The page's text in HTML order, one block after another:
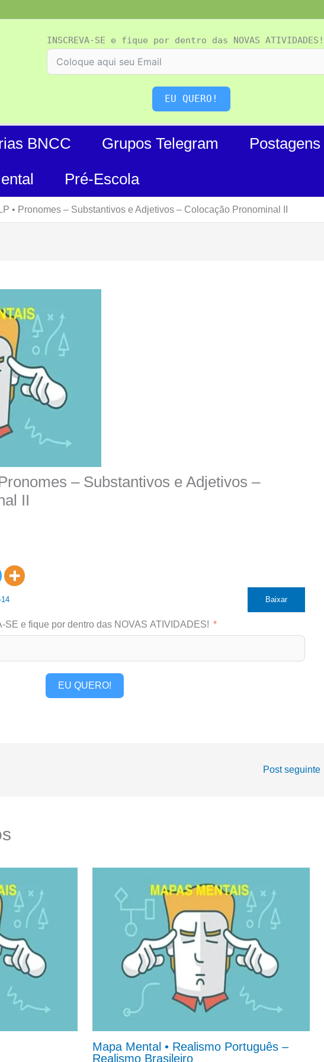
INSCREVA-SE e fique por dentro das NOVAS ATIVIDADES!
EU QUERO!
BNCC Grupos Telegram
Postagens
Pré-Escola
• Pronomes – Substantivos e Adjetivos – Colocação Pronominal II
– Substantivos e Adjetivos –
II
Baixar
SE e fique por dentro das NOVAS ATIVIDADES!
EU QUERO!
Post seguinte
Mapa Mental • Realismo Português –
Realismo Brasileiro